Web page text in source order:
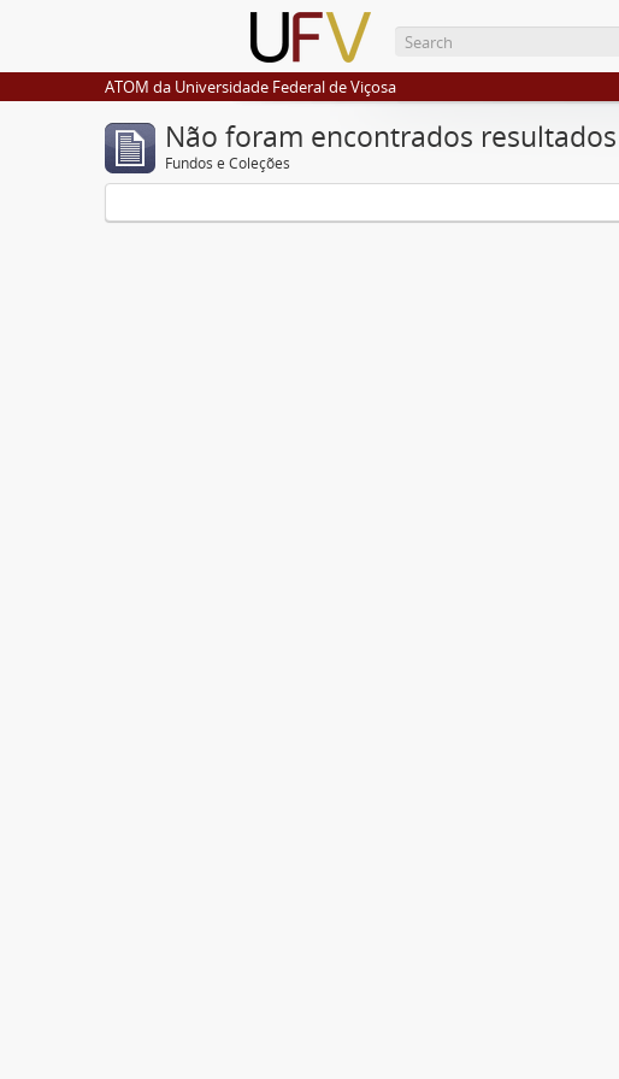
ATOM da Universidade Federal de Viçosa
Não foram encontrados resultados
Fundos e Coleções